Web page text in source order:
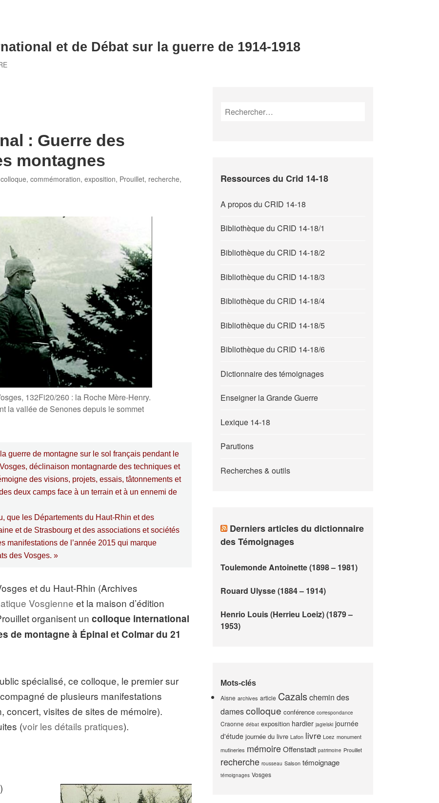
et de Débat sur la guerre de 1914-1918
: Guerre des
montagnes
Tags
colloque,commémoration,exposition, Prouillet, recherche,
132Fi20/260 : la Roche Mère-Henry.
la vallée de Senones depuis le sommet
guerre de montagne sur le sol français pendant le
déclinaison montagnarde des techniques et
des visions, projets, essais, tâtonnements et
deux camps face à un terrain et à un ennemi de
que les Départements du Haut-Rhin et des
et de Strasbourg et des associations et sociétés
manifestations de l’année 2015 qui marque
des Vosges. »
et du Haut-Rhin (Archives
Vosgienne et la maison d’édition
organisent uncolloque international
de montagne à Épinal et Colmar du 21
spécialisé, ce colloque, le premier sur
de plusieurs manifestations
concert, visites de sites de mémoire).
(voir les détails pratiques).
Rechercher :
Ressources du Crid 14-18
A propos du CRID 14-18
Bibliothèque du CRID 14-18/1
Bibliothèque du CRID 14-18/2
Bibliothèque du CRID 14-18/3
Bibliothèque du CRID 14-18/4
Bibliothèque du CRID 14-18/5
Bibliothèque du CRID 14-18/6
Dictionnaire des témoignages
Enseigner la Grande Guerre
Lexique 14-18
Parutions
Recherches & outils
Derniers articles du dictionnaire
des Témoignages
Toulemonde Antoinette (1898 – 1981)
Rouard Ulysse (1884 – 1914)
Henrio Louis (Herrieu Loeiz) (1879 –
1953)
Mots-clés
Aisne archives article Cazals chemin des
damescolloque conférence correspondance
Craonne débat exposition hardier jagielski journée
d'étude journée du livre Lafon livre Loez monument
mutineries mémoire Offenstadt patrimoine Prouillet
recherche rousseau Salson témoignage
témoignages Vosges